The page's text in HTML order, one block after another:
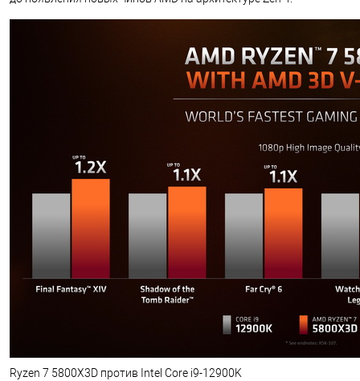
Ryzen 7 5800X3D против Intel Core i9-12900K